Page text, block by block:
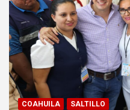
COAHUILA SALTILLO